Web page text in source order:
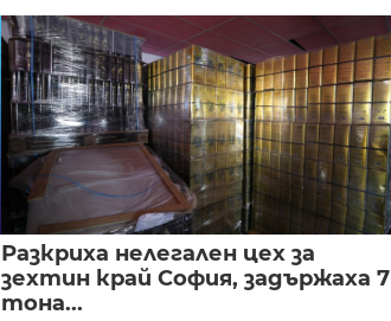
Разкриха нелегален цех за
зехтин край София, задържаха 7
тона...